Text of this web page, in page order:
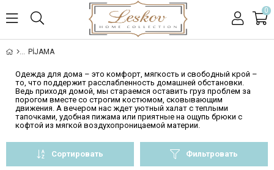
0
PİJAMA
Одежда для дома – это комфорт, мягкость и свободный крой –
то, что поддержит расслабленность домашней обстановки.
Ведь приходя домой, мы стараемся оставить груз проблем за
порогом вместе со строгим костюмом, сковывающим
движения. А вечером нас ждет уютный халат с теплыми
тапочками, удобная пижама или приятные на ощупь брюки с
кофтой из мягкой воздухопроницаемой материи.
Фильтровать
Сортировать